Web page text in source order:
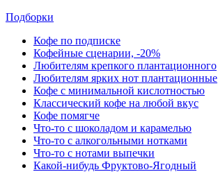
Подборки
Кофе по подписке
Кофейные сценарии, -20%
Любителям крепкого плантационного
Любителям ярких нот плантационные
Кофе с минимальной кислотностью
Классический кофе на любой вкус
Кофе помягче
Что-то с шоколадом и карамелью
Что-то с алкогольными нотками
Что-то с нотами выпечки
Какой-нибудь Фруктово-Ягодный